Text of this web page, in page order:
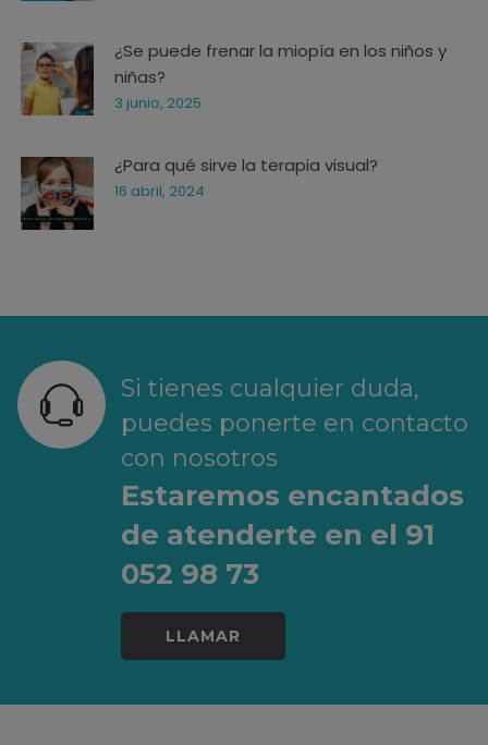
¿Se puede frenar la miopía en los niños y
niñas?
3 junio, 2025
¿Para qué sirve la terapia visual?
16 abril, 2024
Si tienes cualquier duda,
puedes ponerte en contacto
con nosotros
Estaremos encantados
de atenderte en el 91
052 98 73
LLAMAR